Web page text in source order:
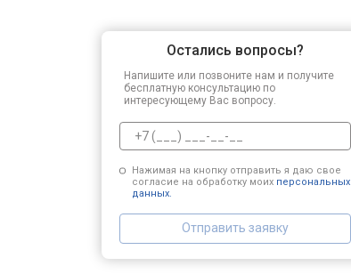
Остались вопросы?
Напишите или позвоните нам и получите
бесплатную консультацию по
интересующему Вас вопросу.
Нажимая на кнопку отправить я даю свое
согласие на обработку моих персональных
данных.
Отправить заявку